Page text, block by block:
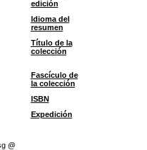
edición
Idioma del
resumen
Título de la
colección
Fascículo de
la colección
ISBN
Expedición
@